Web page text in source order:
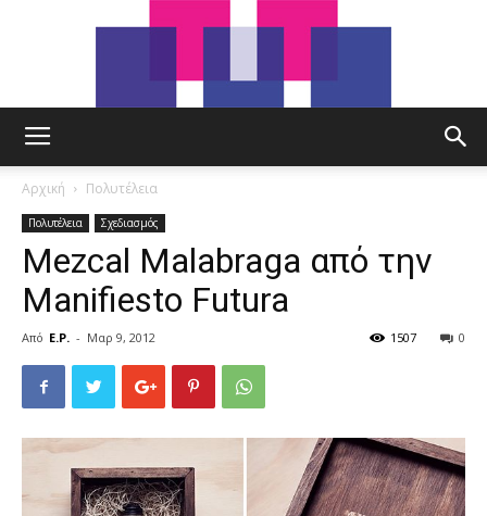
Αρχική Πολυτέλεια
Πολυτέλεια Σχεδιασμός
Mezcal Malabraga από την
Manifiesto Futura
Από E.P. - Μαρ 9, 2012 0
1507